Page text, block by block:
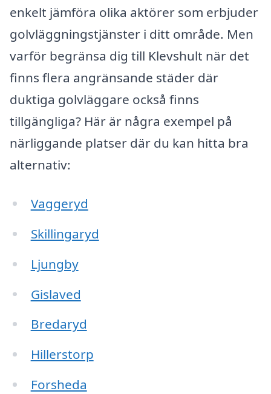
enkelt jämföra olika aktörer som erbjuder
golvläggningstjänster i ditt område. Men
varför begränsa dig till Klevshult när det
finns flera angränsande städer där
duktiga golvläggare också finns
tillgängliga? Här är några exempel på
närliggande platser där du kan hitta bra
alternativ:
Vaggeryd
Skillingaryd
Ljungby
Gislaved
Bredaryd
Hillerstorp
Forsheda